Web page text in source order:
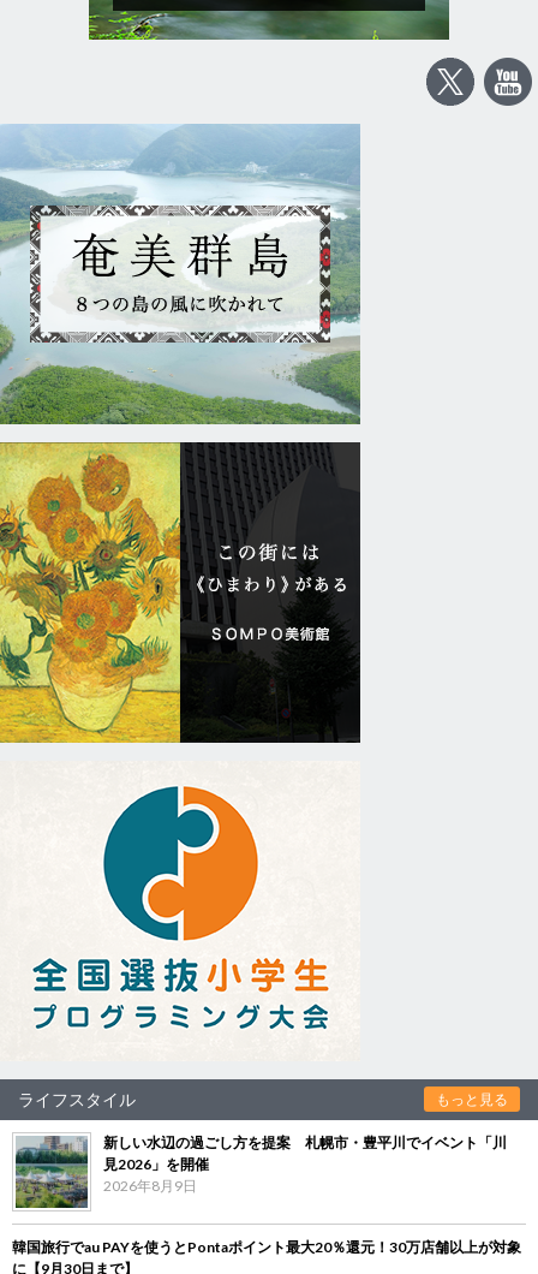
ライフスタイル もっと見る
新しい水辺の過ごし方を提案 札幌市・豊平川でイベント「川
見2026」を開催
2026年8月9日
韓国旅行でau PAYを使うとPontaポイント最大20％還元！30万店舗以上が対象
に【9月30日まで】